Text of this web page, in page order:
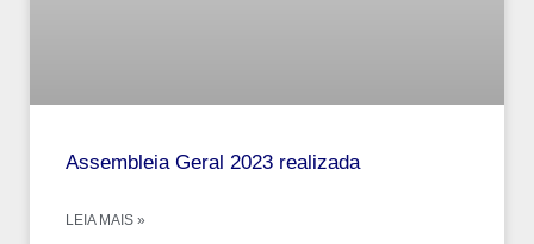
Assembleia Geral 2023 realizada
LEIA MAIS »